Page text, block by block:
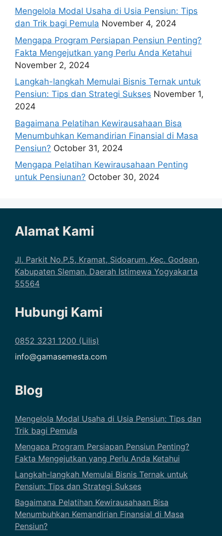
Mengelola Modal Usaha di Usia Pensiun: Tips
dan Trik bagi Pemula November 4, 2024
Mengapa Program Persiapan Pensiun Penting?
Fakta Mengejutkan yang Perlu Anda Ketahui
November 2, 2024
Langkah-langkah Memulai Bisnis Ternak untuk
Pensiun: Tips dan Strategi Sukses November 1,
2024
Bagaimana Pelatihan Kewirausahaan Bisa
Menumbuhkan Kemandirian Finansial di Masa
Pensiun? October 31, 2024
Mengapa Pelatihan Kewirausahaan Penting
untuk Pensiunan? October 30, 2024
Alamat Kami
Jl. Parkit No.P.5, Kramat, Sidoarum, Kec. Godean,
Kabupaten Sleman, Daerah Istimewa Yogyakarta
55564
Hubungi Kami
0852 3231 1200 (Lilis)
info@gamasemesta.com
Blog
Mengelola Modal Usaha di Usia Pensiun: Tips dan
Trik bagi Pemula
Mengapa Program Persiapan Pensiun Penting?
Fakta Mengejutkan yang Perlu Anda Ketahui
Langkah-langkah Memulai Bisnis Ternak untuk
Pensiun: Tips dan Strategi Sukses
Bagaimana Pelatihan Kewirausahaan Bisa
Menumbuhkan Kemandirian Finansial di Masa
Pensiun?